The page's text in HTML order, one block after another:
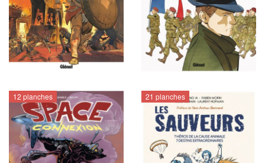
12 planches 21 planches